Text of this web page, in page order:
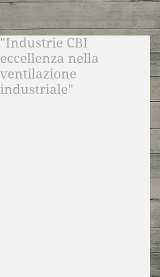
"Industrie CBI
eccellenza nella
ventilazione
industriale"